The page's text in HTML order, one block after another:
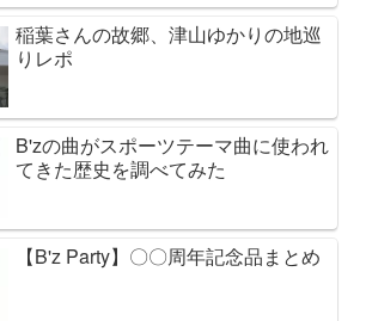
稲葉さんの故郷、津山ゆかりの地巡
りレポ
B'zの曲がスポーツテーマ曲に使われ
てきた歴史を調べてみた
【B'z Party】〇〇周年記念品まとめ